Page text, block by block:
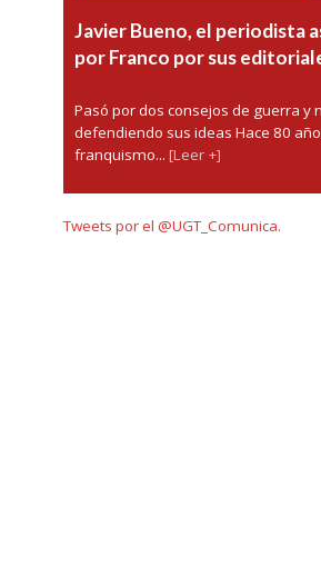
Javier Bueno, el periodista
por Franco por sus
Pasó por dos consejos de guerra y
defendiendo sus ideas Hace 80
franquismo... [Leer +]
Tweets por el @UGT_Comunica.